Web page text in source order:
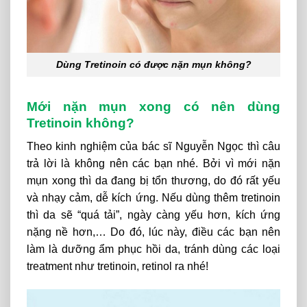
Dùng Tretinoin có được nặn mụn không?
Mới nặn mụn xong có nên dùng
Tretinoin không?
Theo kinh nghiệm của bác sĩ Nguyễn Ngọc thì câu
trả lời là không nên các bạn nhé. Bởi vì mới nặn
mụn xong thì da đang bị tổn thương, do đó rất yếu
và nhạy cảm, dễ kích ứng. Nếu dùng thêm tretinoin
thì da sẽ “quá tải”, ngày càng yếu hơn, kích ứng
nặng nề hơn,… Do đó, lúc này, điều các bạn nên
làm là dưỡng ẩm phục hồi da, tránh dùng các loại
treatment như tretinoin, retinol ra nhé!